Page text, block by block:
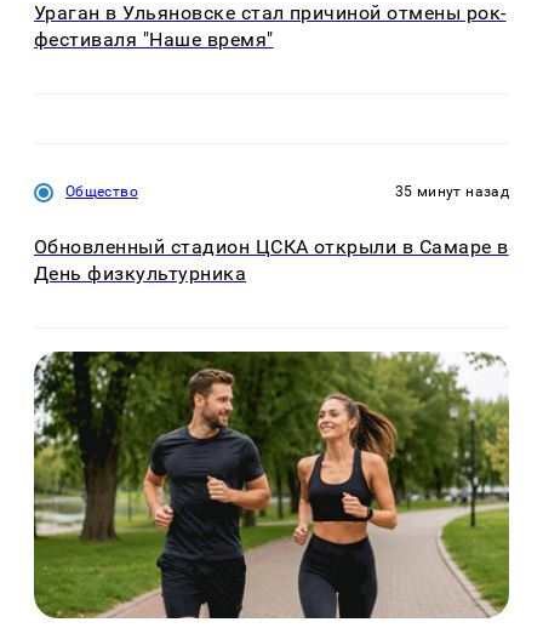
Ураган в Ульяновске стал причиной отмены рок-
фестиваля "Наше время"
Общество 35 минут назад
Обновленный стадион ЦСКА открыли в Самаре в
День физкультурника